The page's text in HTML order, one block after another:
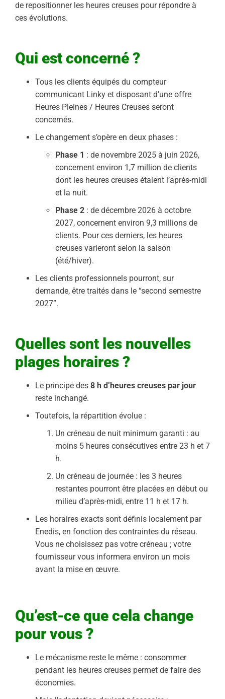
de repositionner les heures creuses pour répondre à
ces évolutions.
Qui est concerné ?
Tous les clients équipés du compteur
communicant Linky et disposant d’une offre
Heures Pleines / Heures Creuses seront
concernés.
Le changement s’opère en deux phases :
Phase 1 : de novembre 2025 à juin 2026,
concernent environ 1,7 million de clients
dont les heures creuses étaient l’après-midi
et la nuit.
Phase 2 : de décembre 2026 à octobre
2027, concernent environ 9,3 millions de
clients. Pour ces derniers, les heures
creuses varieront selon la saison
(été/hiver).
Les clients professionnels pourront, sur
demande, être traités dans le “second semestre
2027”.
Quelles sont les nouvelles
plages horaires ?
Le principe des 8 h d’heures creuses par jour
reste inchangé.
Toutefois, la répartition évolue :
Un créneau de nuit minimum garanti : au
moins 5 heures consécutives entre 23 h et 7
h.
Un créneau de journée : les 3 heures
restantes pourront être placées en début ou
milieu d’après-midi, entre 11 h et 17 h.
Les horaires exacts sont définis localement par
Enedis, en fonction des contraintes du réseau.
Vous ne choisissez pas votre créneau ; votre
fournisseur vous informera environ un mois
avant la mise en œuvre.
Qu’est-ce que cela change
pour vous ?
Le mécanisme reste le même : consommer
pendant les heures creuses permet de faire des
économies.